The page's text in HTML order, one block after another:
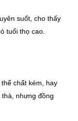
suốt, cho thấy
tuổi thọ cao.
chất kém, hay
nhưng đồng